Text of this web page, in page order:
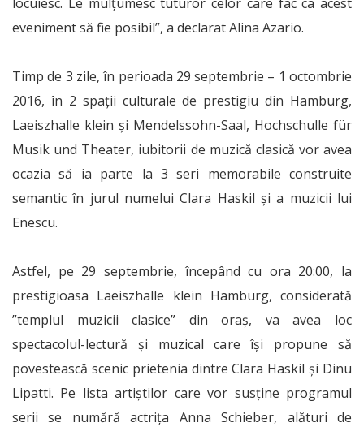
eveniment să fie posibil”, a declarat Alina Azario.
Timp de 3 zile, în perioada 29 septembrie – 1 octombrie
2016, în 2 spații culturale de prestigiu din Hamburg,
Laeiszhalle klein și Mendelssohn-Saal, Hochschulle für
Musik und Theater, iubitorii de muzică clasică vor avea
ocazia să ia parte la 3 seri memorabile construite
semantic în jurul numelui Clara Haskil și a muzicii lui
Enescu.
Astfel, pe 29 septembrie, începând cu ora 20:00, la
prestigioasa Laeiszhalle klein Hamburg, considerată
”templul muzicii clasice” din oraș, va avea loc
spectacolul-lectură și muzical care își propune să
povestească scenic prietenia dintre Clara Haskil și Dinu
Lipatti. Pe lista artiștilor care vor susține programul
serii se numără actrița Anna Schieber, alături de